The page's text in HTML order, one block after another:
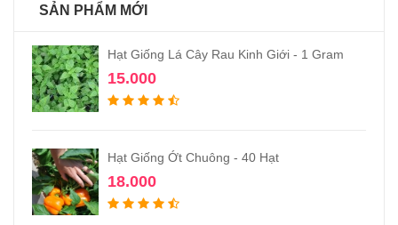
SẢN PHẨM MỚI
Hạt Giống Lá Cây Rau Kinh Giới - 1 Gram
15.000
Hạt Giống Ớt Chuông - 40 Hạt
18.000